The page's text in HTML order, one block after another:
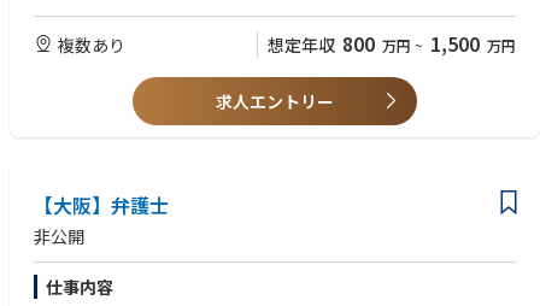
【歓迎要件】
・財務・経理業務経験（日商簿記2級以上取得は尚可）
・商社での就業経験
・化学品、医薬品業界での営業経験
複数あり 想定年収 800 万円 ~ 1,500 万円
求人エントリー
【大阪】弁護士
非公開
仕事内容